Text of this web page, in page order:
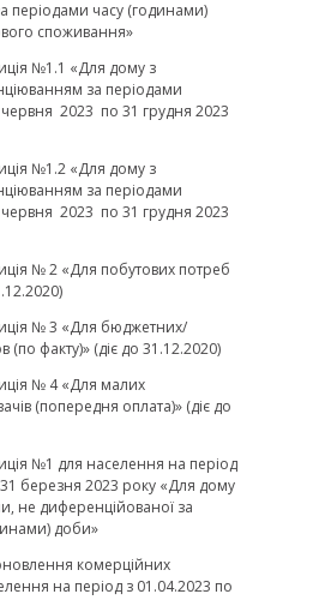
періодами часу (годинами)
споживання»
№1.1 «Для дому з
за періодами
червня 2023 по 31 грудня 2023
№1.2 «Для дому з
за періодами
червня 2023 по 31 грудня 2023
№ 2 «Для побутових потреб
№ 3 «Для бюджетних/
(по факту)» (діє до 31.12.2020)
№ 4 «Для малих
(попередня оплата)» (діє до
№1 для населення на період
березня 2023 року «Для дому
не диференційованої за
доби»
комерційних
на період з 01.04.2023 по